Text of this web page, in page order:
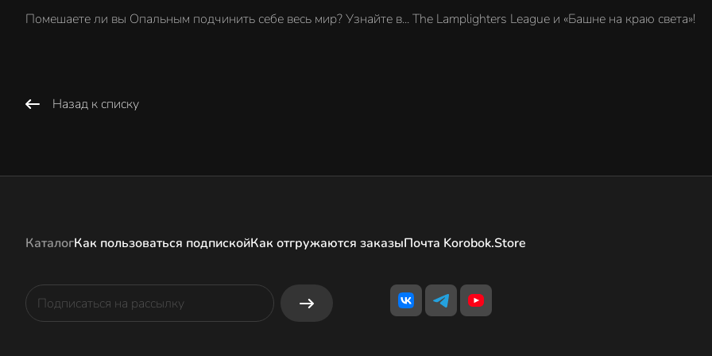
Помешаете ли вы Опальным подчинить себе весь мир? Узнайте в... The Lamplighters League и «Башне на краю света»!
Назад к списку
КаталогКак пользоваться подпискойКак отгружаются заказыПочта Korobok.Store